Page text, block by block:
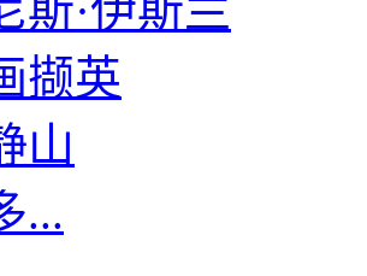
撷英
山
...